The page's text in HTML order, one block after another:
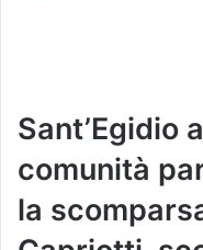
Sant’Egidio
comunità
la